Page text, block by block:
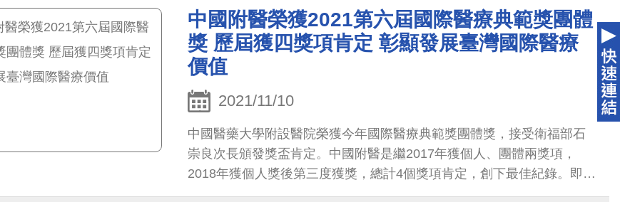
深耕台灣數位醫療產業，進軍國際舞台，加速台灣邁向智慧國家
中國附醫榮獲2021第六屆國際醫療典範獎團體
獎 歷屆獲四獎項肯定 彰顯發展臺灣國際醫療
價值
2021/11/10
中國醫藥大學附設醫院榮獲今年國際醫療典範獎團體獎，接受衛福部石
崇良次長頒發獎盃肯定。中國附醫是繼2017年獲個人、團體兩獎項，
2018年獲個人獎後第三度獲獎，總計4個獎項肯定，創下最佳紀錄。即使
面臨全球新冠肺炎疫情肆虐下，中國附醫仍成功突圍，透過整合創新模